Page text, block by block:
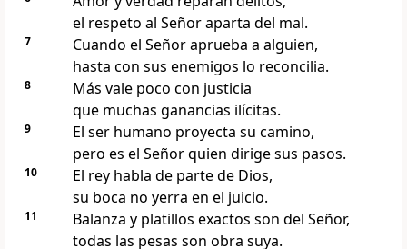
el respeto al Señor aparta del mal.
7
Cuando el Señor aprueba a alguien,
hasta con sus enemigos lo reconcilia.
8
Más vale poco con justicia
que muchas ganancias ilícitas.
9
El ser humano proyecta su camino,
pero es el Señor quien dirige sus pasos.
10
El rey habla de parte de Dios,
su boca no yerra en el juicio.
11
Balanza y platillos exactos son del Señor,
todas las pesas son obra suya.